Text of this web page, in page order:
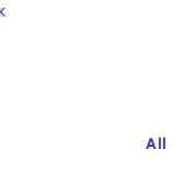
All